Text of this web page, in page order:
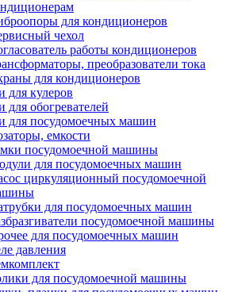
для кондиционеров
чехол
работы кондиционеров
преобразователи тока
для кондиционеров
для кулеров
для обогревателей
для посудомоечных машин
емкости
посудомоечной машины
для посудомоечных машин
циркуляционный посудомоечной
для посудомоечных машин
посудомоечной машины
для посудомоечных машин
давления
для посудомоечной машины